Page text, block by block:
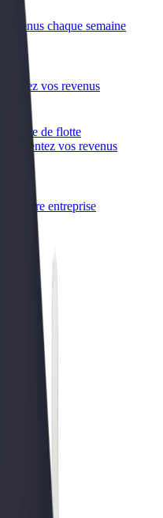
revenus chaque semaine
vos revenus
de flotte
vos revenus
à votre entreprise